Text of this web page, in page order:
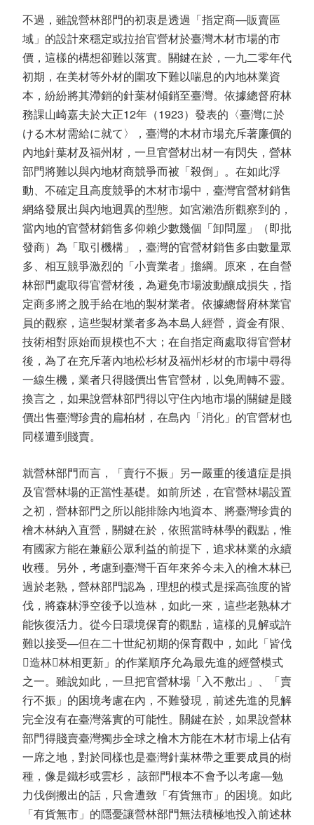
不過，雖說營林部門的初衷是透過「指定商—販賣區
域」的設計來穩定或拉抬官營材於臺灣木材市場的市
價，這樣的構想卻難以落實。關鍵在於，一九二零年代
初期，在美材等外材的圍攻下難以喘息的內地林業資
本，紛紛將其滯銷的針葉材傾銷至臺灣。依據總督府林
務課山崎嘉夫於大正12年（1923）發表的〈臺灣に於
ける木材需給に就て〉，臺灣的木材市場充斥著廉價的
內地針葉材及福州材，一旦官營材出材一有閃失，營林
部門將難以與內地材商競爭而被「殺倒」。在如此浮
動、不確定且高度競爭的木材市場中，臺灣官營材銷售
網絡發展出與內地迥異的型態。如宮瀨浩所觀察到的，
當內地的官營材銷售多仰賴少數幾個「卸問屋」（即批
發商）為「取引機構」，臺灣的官營材銷售多由數量眾
多、相互競爭激烈的「小賣業者」擔綱。原來，在自營
林部門處取得官營材後，為避免市場波動釀成損失，指
定商多將之脫手給在地的製材業者。依據總督府林業官
員的觀察，這些製材業者多為本島人經營，資金有限、
技術相對原始而規模也不大；在自指定商處取得官營材
後，為了在充斥著內地松杉材及福州杉材的市場中尋得
一線生機，業者只得賤價出售官營材，以免周轉不靈。
換言之，如果說營林部門得以守住內地市場的關鍵是賤
價出售臺灣珍貴的扁柏材，在島內「消化」的官營材也
同樣遭到賤賣。
就營林部門而言，「賣行不振」另一嚴重的後遺症是損
及官營林場的正當性基礎。如前所述，在官營林場設置
之初，營林部門之所以能排除內地資本、將臺灣珍貴的
檜木林納入直營，關鍵在於，依照當時林學的觀點，惟
有國家方能在兼顧公眾利益的前提下，追求林業的永續
收穫。另外，考慮到臺灣千百年來斧今未入的檜木林已
過於老熟，營林部門認為，理想的模式是採高強度的皆
伐，將森林淨空後予以造林，如此一來，這些老熟林才
能恢復活力。從今日環境保育的觀點，這樣的見解或許
難以接受—但在二十世紀初期的保育觀中，如此「皆伐
造林林相更新」的作業順序允為最先進的經營模式
之一。雖說如此，一旦把官營林場「入不敷出」、「賣
行不振」的困境考慮在內，不難發現，前述先進的見解
完全沒有在臺灣落實的可能性。關鍵在於，如果說營林
部門得賤賣臺灣獨步全球之檜木方能在木材市場上佔有
一席之地，對於同樣也是臺灣針葉林帶之重要成員的樹
種，像是鐵杉或雲杉， 該部門根本不會予以考慮—勉
力伐倒搬出的話，只會遭致「有貨無市」的困境。如此
「有貨無市」的隱憂讓營林部門無法積極地投入前述林